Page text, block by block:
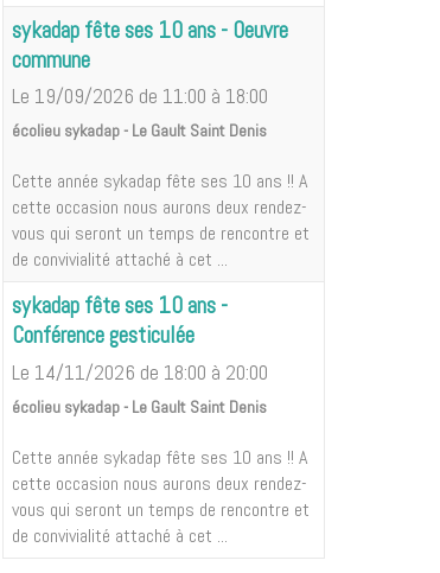
sykadap fête ses 10 ans - Oeuvre
commune
Le 19/09/2026 de 11:00 à 18:00
écolieu sykadap - Le Gault Saint Denis
Cette année sykadap fête ses 10 ans !! A
cette occasion nous aurons deux rendez-
vous qui seront un temps de rencontre et
de convivialité attaché à cet ...
sykadap fête ses 10 ans -
Conférence gesticulée
Le 14/11/2026 de 18:00 à 20:00
écolieu sykadap - Le Gault Saint Denis
Cette année sykadap fête ses 10 ans !! A
cette occasion nous aurons deux rendez-
vous qui seront un temps de rencontre et
de convivialité attaché à cet ...